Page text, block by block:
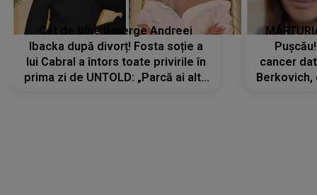
Cât de bine îi merge Andreei
Ibacka după divorț! Fosta soție a
lui Cabral a întors toate privirile în
prima zi de UNTOLD: „Parcă ai altă
cancer
Berkovich,